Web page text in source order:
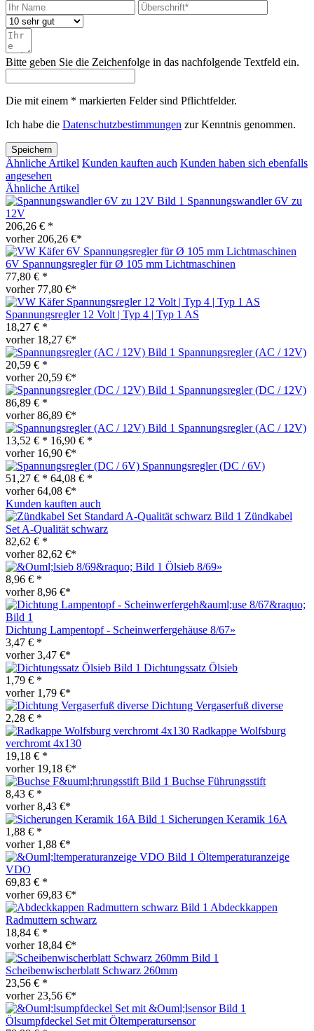
Bitte geben Sie die Zeichenfolge in das nachfolgende Textfeld ein.
Die mit einem * markierten Felder sind Pflichtfelder.
Ich habe die Datenschutzbestimmungen zur Kenntnis genommen.
Speichern
Ähnliche Artikel Kunden kauften auch Kunden haben sich ebenfalls
angesehen
Ähnliche Artikel
Spannungswandler 6V zu
12V
206,26 € *
vorher 206,26 €*
6V Spannungsregler für Ø 105 mm Lichtmaschinen
77,80 € *
vorher 77,80 €*
Spannungsregler 12 Volt | Typ 4 | Typ 1 AS
18,27 € *
vorher 18,27 €*
Spannungsregler (AC / 12V)
20,59 € *
vorher 20,59 €*
Spannungsregler (DC / 12V)
86,89 € *
vorher 86,89 €*
Spannungsregler (AC / 12V)
13,52 € * 16,90 € *
vorher 16,90 €*
Spannungsregler (DC / 6V)
51,27 € * 64,08 € *
vorher 64,08 €*
Kunden kauften auch
Zündkabel
Set A-Qualität schwarz
82,62 € *
vorher 82,62 €*
Ölsieb 8/69»
8,96 € *
vorher 8,96 €*
Dichtung Lampentopf - Scheinwerfergehäuse 8/67»
3,47 € *
vorher 3,47 €*
Dichtungssatz Ölsieb
1,79 € *
vorher 1,79 €*
Dichtung Vergaserfuß diverse
2,28 € *
Radkappe Wolfsburg
verchromt 4x130
19,18 € *
vorher 19,18 €*
Buchse Führungsstift
8,43 € *
vorher 8,43 €*
Sicherungen Keramik 16A
1,88 € *
vorher 1,88 €*
Öltemperaturanzeige
VDO
69,83 € *
vorher 69,83 €*
Abdeckkappen
Radmuttern schwarz
18,84 € *
vorher 18,84 €*
Scheibenwischerblatt Schwarz 260mm
23,56 € *
vorher 23,56 €*
Ölsumpfdeckel Set mit Öltemperatursensor